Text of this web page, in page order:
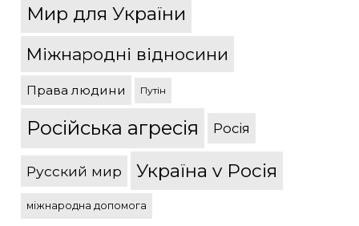
Мир для України
Міжнародні відносини
Права людини Путін
Російська агресія Росія
Русский мир Україна v Росія
міжнародна допомога